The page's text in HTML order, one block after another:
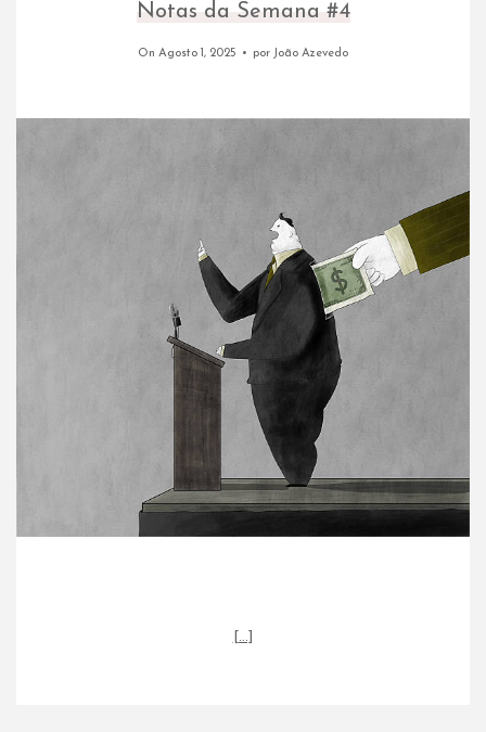
Notas da Semana #4
On Agosto 1, 2025 por João Azevedo
[…]